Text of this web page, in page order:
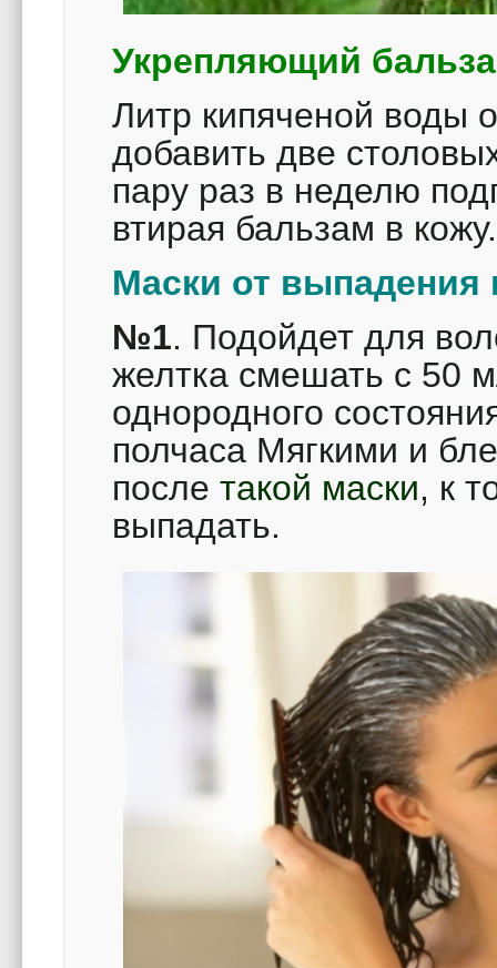
Укрепляющий
Литр кипяченой воды
добавить две
пару раз в неделю
втирая бальзам в кожу.
Маски от выпадения
№1. Подойдет для
желтка смешать с 50
однородного
полчаса Мягкими и
послетакой маски, к
выпадать.